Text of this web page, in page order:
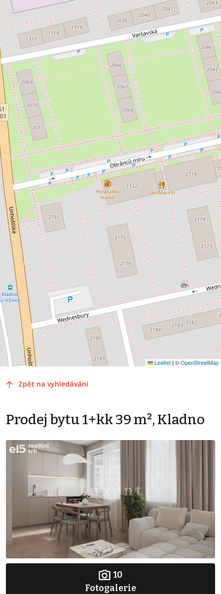
Leaflet | ©OpenStreetMap
Zpět na vyhledávání
Prodej bytu 1+kk 39 m², Kladno
10
Fotogalerie